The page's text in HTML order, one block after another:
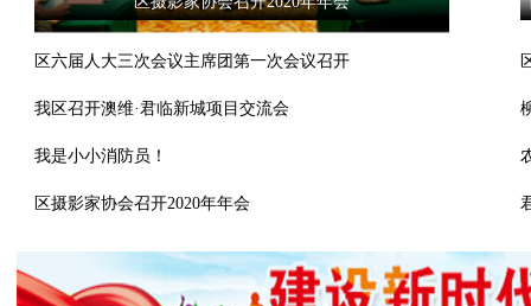
区六届人大三次会议主席团第一次会议召开
我区召开澳维·君临新城项目交流会
我是小小消防员！
区摄影家协会召开2020年年会